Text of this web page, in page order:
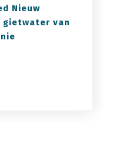
Nieuw
gietwater van